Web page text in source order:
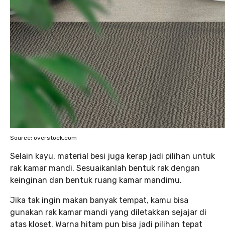
Source: overstock.com
Selain kayu, material besi juga kerap jadi pilihan untuk
rak kamar mandi. Sesuaikanlah bentuk rak dengan
keinginan dan bentuk ruang kamar mandimu.
Jika tak ingin makan banyak tempat, kamu bisa
gunakan rak kamar mandi yang diletakkan sejajar di
atas kloset. Warna hitam pun bisa jadi pilihan tepat